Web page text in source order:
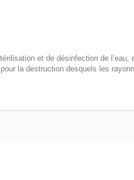
et de désinfection de l’eau,
la destruction desquels les